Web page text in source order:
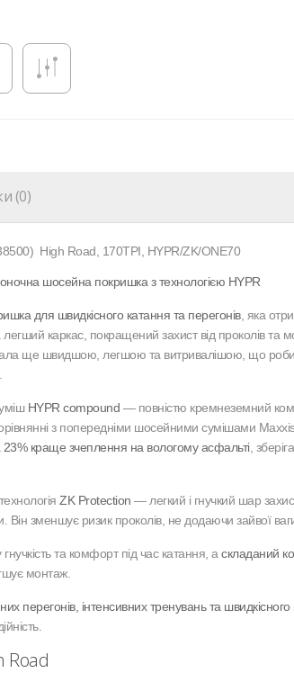
(0)
High Road, 170TPI, HYPR/ZK/ONE70
шосейна покришка з технологією HYPR
для швидкісного катання та перегонів, яка
каркас, покращений захист від проколів та
ще швидшою, легшою та витривалішою, що
HYPR compound — повністю кремнеземний
з попередніми шосейними сумішами
23% краще зчеплення на вологому асфальті,
ZK Protection — легкий і гнучкий шар
зменшує ризик проколів, не додаючи зайвої
та комфорт під час катання, а складаний
монтаж.
перегонів, інтенсивних тренувань та
Road